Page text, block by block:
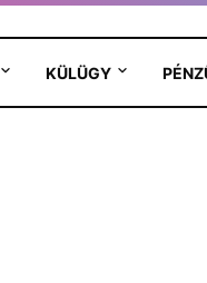
KÜLÜGY